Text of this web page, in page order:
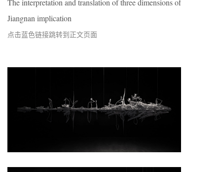
The interpretation and translation of three dimensions of
Jiangnan implication
点击蓝色链接跳转到正文页面